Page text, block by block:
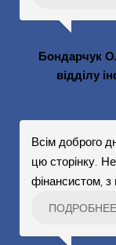
Бондарчук
відділу
Всім доброго
цю сторінку.
фінансистом, з
ПОДРОБНЕЕ